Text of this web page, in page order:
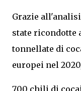
Grazie all'analisi
state ricondotte
tonnellate di
europei nel
700 chili di